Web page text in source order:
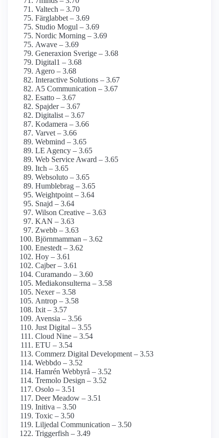
Valtech – 3.70
Färglabbet – 3.69
Studio Mogul – 3.69
Nordic Morning – 3.69
Awave – 3.69
Generaxion Sverige – 3.68
Digital1 – 3.68
Agero – 3.68
Interactive Solutions – 3.67
A5 Communication – 3.67
Esatto – 3.67
Spajder – 3.67
Digitalist – 3.67
Kodamera – 3.66
Varvet – 3.66
Webmind – 3.65
LE Agency – 3.65
Web Service Award – 3.65
Itch – 3.65
Websoluto – 3.65
Humblebrag – 3.65
Weightpoint – 3.64
Snajd – 3.64
Wilson Creative – 3.63
KAN – 3.63
Zwebb – 3.63
Björnmamman – 3.62
Enestedt – 3.62
Hoy – 3.61
Cajber – 3.61
Curamando – 3.60
Mediakonsulterna – 3.58
Nexer – 3.58
Antrop – 3.58
Ixit – 3.57
Avensia – 3.56
Just Digital – 3.55
Cloud Nine – 3.54
ETU – 3.54
Commerz Digital Development – 3.53
Webbdo – 3.52
Hamrén Webbyrå – 3.52
Tremolo Design – 3.52
Osolo – 3.51
Deer Meadow – 3.51
Initiva – 3.50
Toxic – 3.50
Liljedal Communication – 3.50
Triggerfish – 3.49